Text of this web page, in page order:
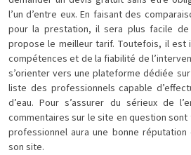
l’un d’entre eux. En faisant des
pour la prestation, il sera plus facile
propose le meilleur tarif. Toutefois, il est
compétences et de la fiabilité de
s’orienter vers une plateforme dédiée
liste des professionnels capable
d’eau. Pour s’assurer du sérieux de
commentaires sur le site en question
professionnel aura une bonne
son site.